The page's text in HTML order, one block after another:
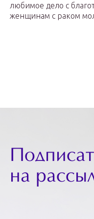
любимое дело с
женщинам с раком
на